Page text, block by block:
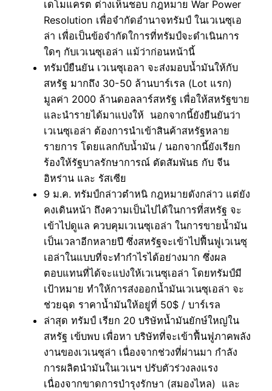
เดโมแครต ต่างเห็นชอบ กฎหมาย War Power
Resolution เพื่อจำกัดอำนาจทรัมป์ ในเวเนซุเอ
ล่า เพื่อเป็นข้อจำกัดใการที่ทรัมป์จะดำเนินการ
ใดๆ กับเวเนซุเอล่า แม้ว่าก่อนหน้านี้
ทรัมป์ยืนยัน เวเนซุเอลา จะส่งมอบน้ำมันให้กับ
สหรัฐ มากถึง 30-50 ล้านบาร์เรล (Lot แรก)
มูลค่า 2000 ล้านดอลลาร์สหรัฐ เพื่อให้สหรัฐขาย
และนำรายได้มาแบ่งให้ นอกจากนี้ยังยืนยันว่า
เวเนซุเอล่า ต้องการนำเข้าสินค้าสหรัฐหลาย
รายการ โดยแลกกับน้ำมัน / นอกจากนี้ยังเรียก
ร้องให้รัฐบาลรักษาการณ์ ตัดสัมพันธ กับ จีน
อิหร่าน และ รัสเซีย
9 ม.ค. ทรัมป์กล่าวตำหนิ กฎหมายดังกล่าว แต่ยัง
คงเดินหน้า ถึงความเป็นไปได้ในการที่สหรัฐ จะ
เข้าไปดูแล ควบคุมเวเนซุเอล่า ในการขายน้ำมัน
เป็นเวลาอีกหลายปี ซึ่งสหรัฐจะเข้าไปฟื้นฟูเวเนซุ
เอล่าในแบบที่จะทำกำไรได้อย่างมาก ซึ่งผล
ตอบแทนที่ได้จะแบ่งให้เวเนซุเอล่า โดยทรัมป์มี
เป้าหมาย ทำให้การส่งออกน้ำมันเวเนซุเอล่า จะ
ช่วยฉุด ราคาน้ำมันให้อยู่ที่ 50$ / บาร์เรล
ล่าสุด ทรัมป์ เรียก 20 บริษัทน้ำมันยักษ์ใหญ่ใน
สหรัฐ เข้บพบ เพื่อหา บริษัทที่จะเข้าฟื้นฟูภาคพลัง
งานของเวเนซุล่า เนื่องจากช่วงที่ผ่านมา กำลัง
การผลิตนำมันในเวเนฯ ปรับตัวร่วงลงแรง
เนื่องจากขาดการบำรุงรักษา (สมองไหล) และ